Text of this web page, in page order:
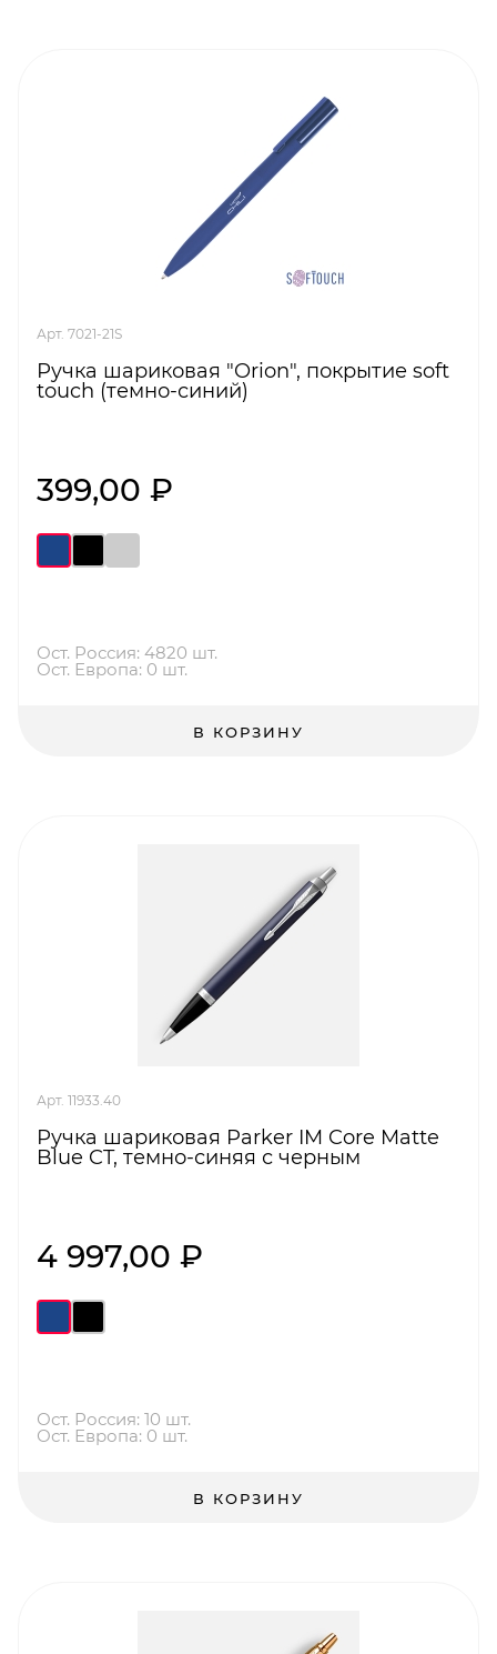
Арт. 7021-21S
Ручка шариковая "Orion", покрытие soft
touch (темно-синий)
399,00 ₽
Ост. Россия: 4820 шт.
Ост. Европа: 0 шт.
В КОРЗИНУ
Арт. 11933.40
Ручка шариковая Parker IM Core Matte
Blue CT, темно-синяя с черным
4 997,00 ₽
Ост. Россия: 10 шт.
Ост. Европа: 0 шт.
В КОРЗИНУ